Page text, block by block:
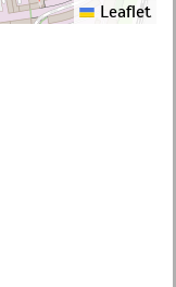
Leaflet